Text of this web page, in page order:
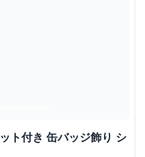
ト付き 缶バッジ飾り シ